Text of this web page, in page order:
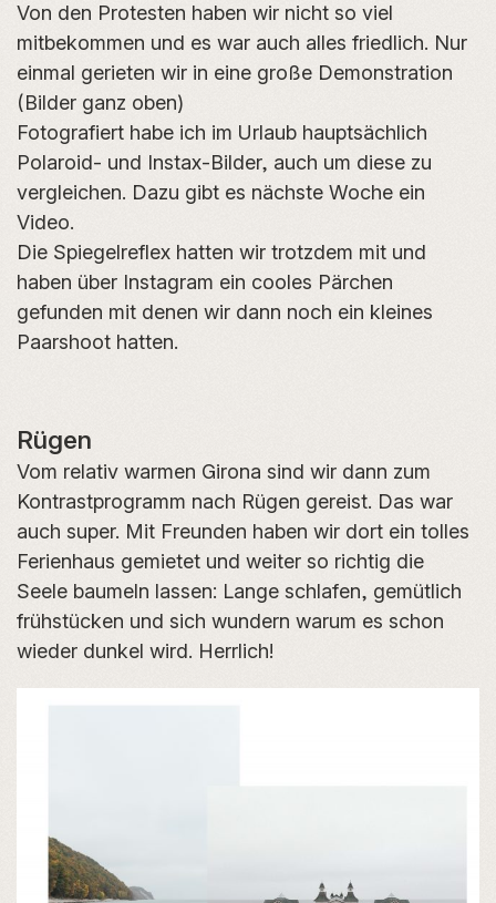
Von den Protesten haben wir nicht so viel
mitbekommen und es war auch alles friedlich. Nur
einmal gerieten wir in eine große Demonstration
(Bilder ganz oben)
Fotografiert habe ich im Urlaub hauptsächlich
Polaroid- und Instax-Bilder, auch um diese zu
vergleichen. Dazu gibt es nächste Woche ein
Video.
Die Spiegelreflex hatten wir trotzdem mit und
haben über Instagram ein cooles Pärchen
gefunden mit denen wir dann noch ein kleines
Paarshoot hatten.
Rügen
Vom relativ warmen Girona sind wir dann zum
Kontrastprogramm nach Rügen gereist. Das war
auch super. Mit Freunden haben wir dort ein tolles
Ferienhaus gemietet und weiter so richtig die
Seele baumeln lassen: Lange schlafen, gemütlich
frühstücken und sich wundern warum es schon
wieder dunkel wird. Herrlich!